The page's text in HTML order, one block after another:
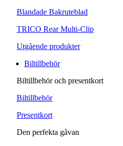
Blandade Bakruteblad
TRICO Rear Multi-Clip
Utgående produkter
Biltillbehör
Biltillbehör och presentkort
Biltillbehör
Presentkort
Den perfekta gåvan